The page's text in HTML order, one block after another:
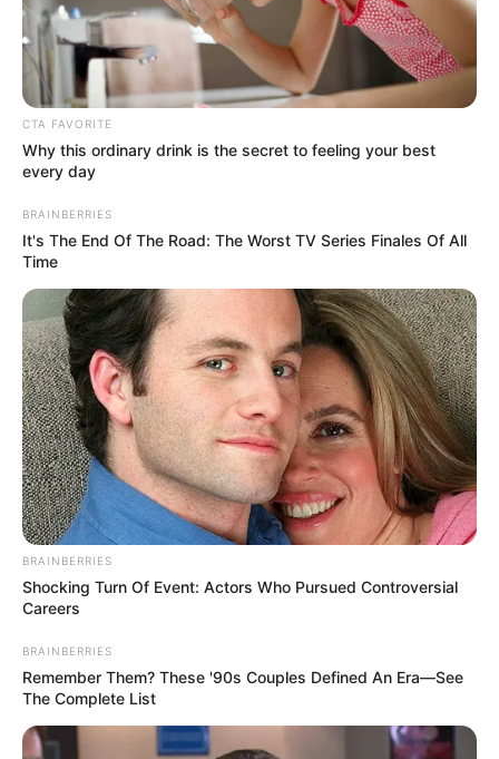
Ia sudah berpacaran dengan Eno Gitara Ryanto, member grup
Netral sejak tahun 2009. Namun hubungan tersebut berakhir di
tahun 2011. Sempat putus tapi pada 10 Februari 2013, keduanya
melangsungkan pernikahan.
Mereka dikaruniai dua anak bernama Gilian Gitara Ryanto yang
lahir pada 1 Juli 2013 dan Nabuma Melodee Ryanto yang lahir
Kekayaan
kekayaannya berasal dari kariernya sebagai aktris, model.
CTA FAVORITE
Why this ordinary drink is the secret to feeling your best
every day
BRAINBERRIES
It's The End Of The Road: The Worst TV Series Finales Of All
Time
BRAINBERRIES
Shocking Turn Of Event: Actors Who Pursued Controversial
Careers
BRAINBERRIES
Remember Them? These '90s Couples Defined An Era—See
The Complete List